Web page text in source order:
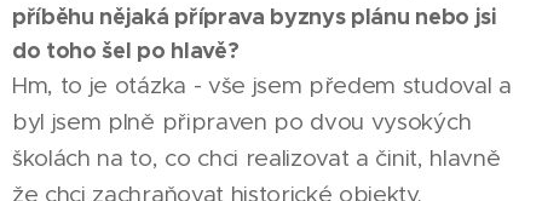
příběhu nějaká příprava byznys plánu nebo jsi
do toho šel po hlavě?
Hm, to je otázka - vše jsem předem studoval a
byl jsem plně připraven po dvou vysokých
školách na to, co chci realizovat a činit, hlavně
že chci zachraňovat historické objekty.